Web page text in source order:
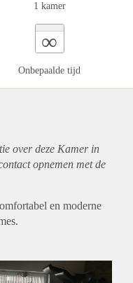
1 kamer
∞
Onbepaalde tijd
over deze Kamer in
opnemen met de
en moderne